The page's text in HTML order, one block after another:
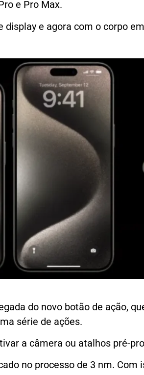
e Pro Max.
e agora com o corpo
do novo botão de ação,
série de ações.
a câmera ou atalhos pré-
no processo de 3 nm.